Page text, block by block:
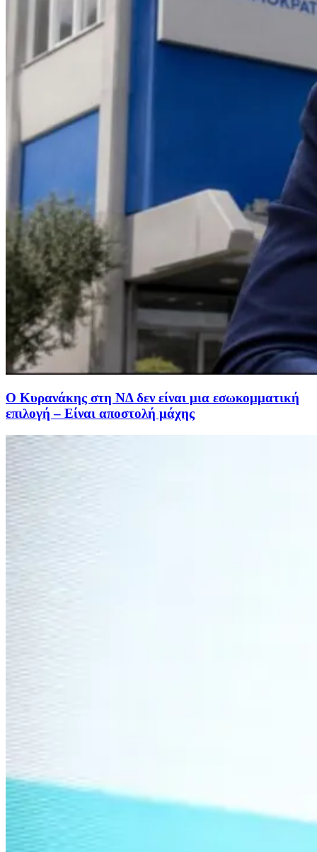
Ο Κυρανάκης στη ΝΔ δεν είναι μια εσωκομματική
επιλογή – Είναι αποστολή μάχης